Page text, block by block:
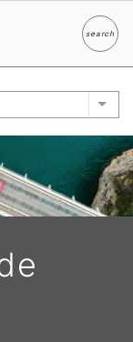
search
Suche
List